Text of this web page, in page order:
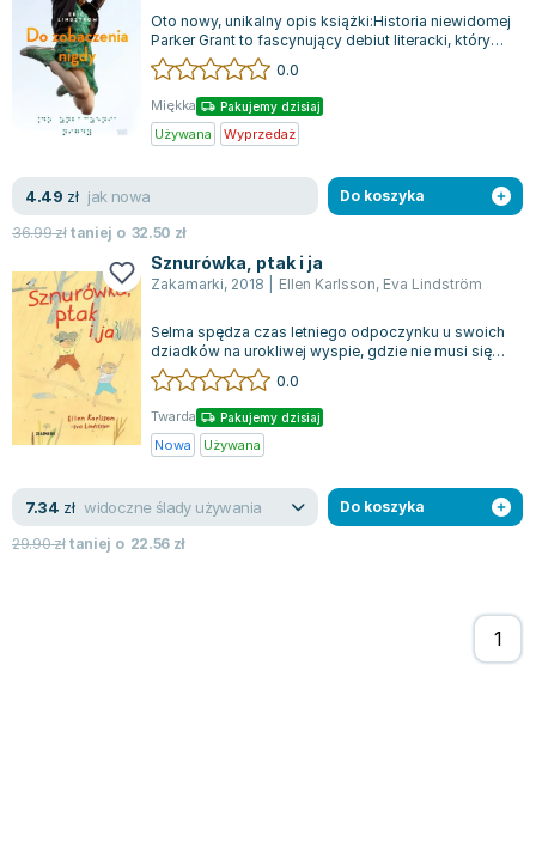
Zygmunt Freud
Agata Passent
Michel Moran
Maciej Orłoś
Katarzyna Miller
Antoine de Saint Exupery
Lew Tołstoj
Mark Twain
Marcin Meller
Paulina Młynarska
ks. Piotr Pawlukiewicz
Jarosław Sokołowski
Piotr Latocha
Piotr Semka
Jarosław Iwaszkiewicz
Joseph Murphy
Oto nowy, unikalny opis książki:Historia niewidomej
Parker Grant to fascynujący debiut literacki, który
wciąga czytelnika od pierw...
0.0
Miękka Pakujemy dzisiaj
Używana Wyprzedaż
4.49 zł jak nowa
36.99złtaniej o 32.50 zł
Do koszyka
Sznurówka, ptak i ja
Zakamarki, 2018 Ellen Karlsson, Eva Lindström
Selma spędza czas letniego odpoczynku u swoich
dziadków na urokliwej wyspie, gdzie nie musi się
martwić brakiem przyjaciółki. Wcią...
0.0
Twarda Pakujemy dzisiaj
Nowa Używana
7.34 zł widoczne ślady używania
29.90złtaniej o 22.56 zł
Do koszyka